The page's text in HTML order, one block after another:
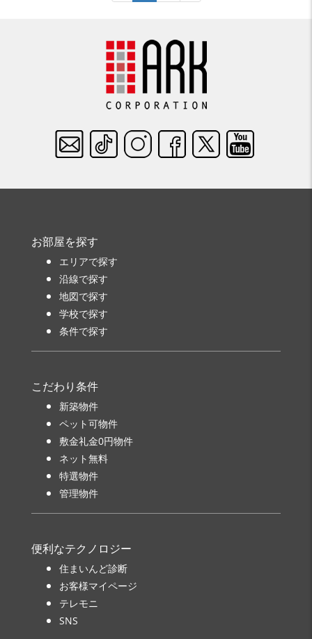
お部屋を探す
エリアで探す
沿線で探す
地図で探す
学校で探す
条件で探す
こだわり条件
新築物件
ペット可物件
敷金礼金0円物件
ネット無料
特選物件
管理物件
便利なテクノロジー
住まいんど診断
お客様マイページ
テレモニ
SNS